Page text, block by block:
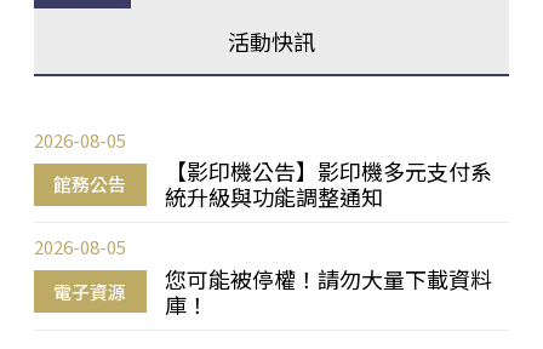
活動快訊
館務公告
【影印機公告】影印機多元支付系
統升級與功能調整通知
2026-08-05
電子資源
您可能被停權！請勿大量下載資料
庫！
2026-08-05